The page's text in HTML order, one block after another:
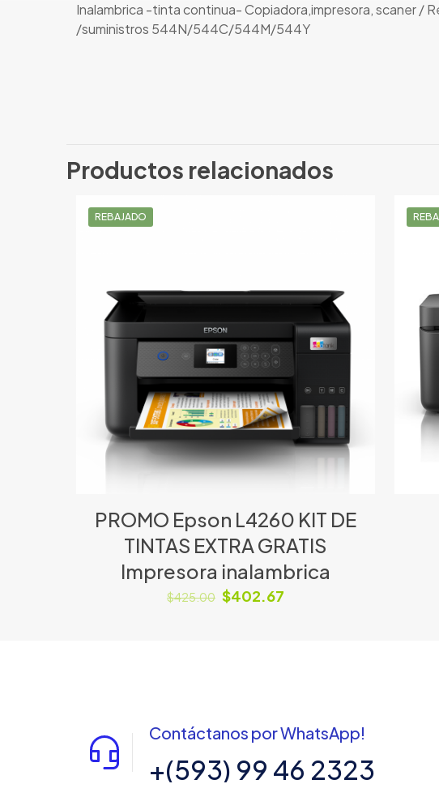
Inalambrica -tinta continua- Copiadora,impresora, scaner /
/suministros 544N/544C/544M/544Y
Productos relacionados
REBAJADO
PROMO Epson L4260 KIT DE
TINTAS EXTRA GRATIS
Impresora inalambrica
$425.00 $402.67
Contáctanos por WhatsApp!
+(593) 99 46 2323